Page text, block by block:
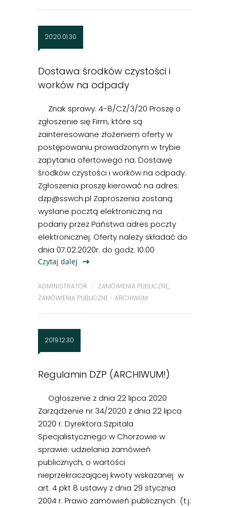
2020.01.30
Dostawa środków czystości i
worków na odpady
Znak sprawy: 4-8/CZ/3/20 Proszę o
zgłoszenie się Firm, które są
zainteresowane złożeniem oferty w
postępowaniu prowadzonym w trybie
zapytania ofertowego na: Dostawę
środków czystości i worków na odpady.
Zgłoszenia proszę kierować na adres:
dzp@sswch.pl Zaproszenia zostaną
wysłane pocztą elektroniczną na
podany przez Państwa adres poczty
elektronicznej. Oferty należy składać do
dnia 07.02.2020r. do godz. 10.00
Czytaj dalej
ADMINISTRATOR ZAMÓWIENIA PUBLICZNE,
ZAMÓWIENIA PUBLICZNE - ARCHIWUM
2019.12.30
Regulamin DZP (ARCHIWUM!)
Ogłoszenie z dnia 22 lipca 2020
Zarządzenie nr 34/2020 z dnia 22 lipca
2020 r. Dyrektora Szpitala
Specjalistycznego w Chorzowie w
sprawie: udzielania zamówień
publicznych, o wartości
nieprzekraczającej kwoty wskazanej w
art. 4 pkt 8 ustawy z dnia 29 stycznia
2004 r. Prawo zamówień publicznych (t.j.